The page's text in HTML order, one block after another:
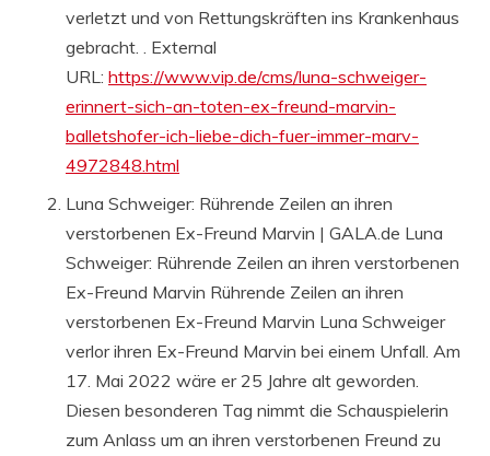
verletzt und von Rettungskräften ins Krankenhaus
gebracht. . External
URL: https://www.vip.de/cms/luna-schweiger-
erinnert-sich-an-toten-ex-freund-marvin-
balletshofer-ich-liebe-dich-fuer-immer-marv-
4972848.html
Luna Schweiger: Rührende Zeilen an ihren
verstorbenen Ex-Freund Marvin | GALA.de Luna
Schweiger: Rührende Zeilen an ihren verstorbenen
Ex-Freund Marvin Rührende Zeilen an ihren
verstorbenen Ex-Freund Marvin Luna Schweiger
verlor ihren Ex-Freund Marvin bei einem Unfall. Am
17. Mai 2022 wäre er 25 Jahre alt geworden.
Diesen besonderen Tag nimmt die Schauspielerin
zum Anlass um an ihren verstorbenen Freund zu